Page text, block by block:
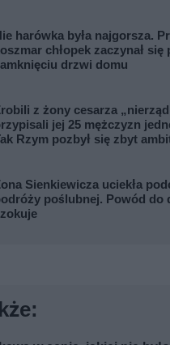
harówka była najgorsza.
chłopek zaczynał się
drzwi domu
z żony cesarza
jej 25 mężczyzn
Rzym pozbył się zbyt
Sienkiewicza uciekła
poślubnej. Powód do